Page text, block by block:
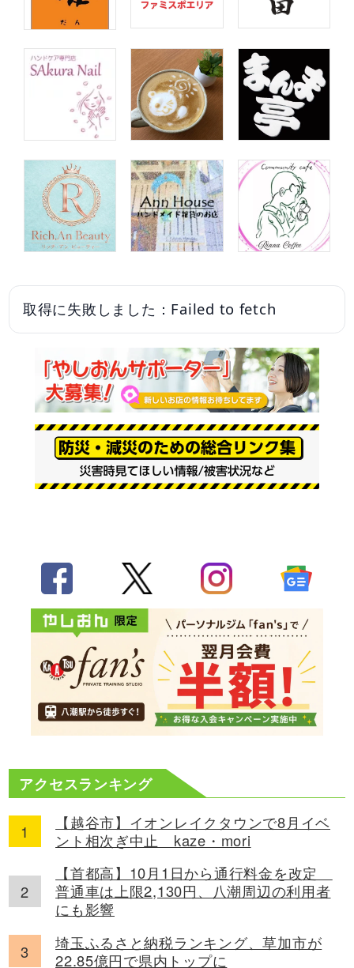
取得に失敗しました：Failed to fetch
アクセスランキング
【越谷市】イオンレイクタウンで8月イベ
ント相次ぎ中止 kaze・mori
【首都高】10月1日から通行料金を改定
普通車は上限2,130円、八潮周辺の利用者
にも影響
埼玉ふるさと納税ランキング、草加市が
22.85億円で県内トップに